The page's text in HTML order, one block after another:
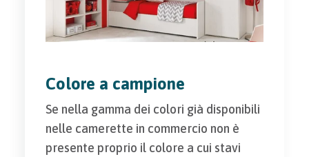
Colore a campione
Se nella gamma dei colori già disponibili
nelle camerette in commercio non è
presente proprio il colore a cui stavi